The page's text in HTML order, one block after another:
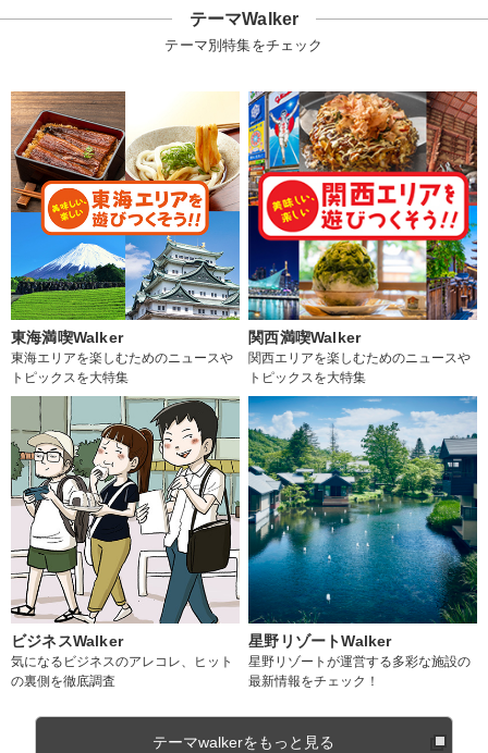
テーマWalker
テーマ別特集をチェック
東海満喫Walker
東海エリアを楽しむためのニュースや
トピックスを大特集
関西満喫Walker
関西エリアを楽しむためのニュースや
トピックスを大特集
ビジネスWalker
気になるビジネスのアレコレ、ヒット
の裏側を徹底調査
星野リゾートWalker
星野リゾートが運営する多彩な施設の
最新情報をチェック！
テーマwalkerをもっと見る